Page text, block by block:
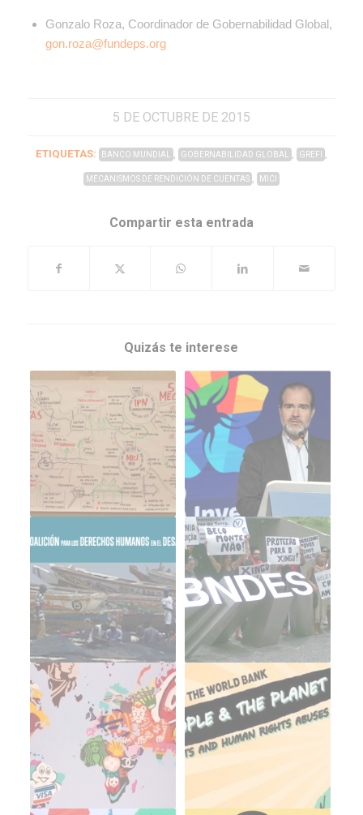
Gonzalo Roza, Coordinador de Gobernabilidad Global,
gon.roza@fundeps.org
5 DE OCTUBRE DE 2015
ETIQUETAS: BANCO MUNDIAL , GOBERNABILIDAD GLOBAL , GREFI ,
MECANISMOS DE RENDICIÓN DE CUENTAS , MICI
Compartir esta entrada
Quizás te interese